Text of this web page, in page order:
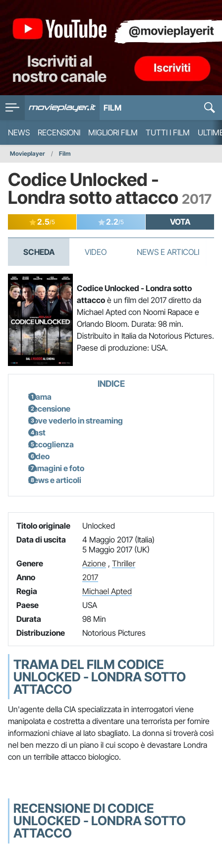
FILM
NEWS RECENSIONI MIGLIORI FILM TUTTI I FILM
Movieplayer Film
Codice Unlocked -
Londra sotto attacco 2017
2.5/5 2.2/5 VOTA
SCHEDA VIDEO NEWS E ARTICOLI
Codice Unlocked - Londra sotto
attaccoè un film del 2017 diretto da
Michael Apted con Noomi Rapace e
Orlando Bloom. Durata: 98 min.
Distribuito in Italia da Notorious Pictures.
Paese di produzione: USA.
INDICE
Trama
Recensione
Dove vederlo in streaming
Cast
Accoglienza
Video
Immagini e foto
News e articoli
Titolo originale
Unlocked
Data di uscita
4 Maggio 2017 (Italia)
5 Maggio 2017 (UK)
Genere
Azione, Thriller
Anno
2017
Regia
Michael Apted
Paese
USA
Durata
98 Min
Distribuzione
Notorious Pictures
TRAMA DEL FILM CODICE
UNLOCKED - LONDRA SOTTO
ATTACCO
Un'agente della CIA specializzata in interrogatori viene
manipolata e costretta a diventare una terrorista per fornire
informazioni chiave al lato sbagliato. La donna si troverà così
nel ben mezzo di un piano il cui scopo è devastare Londra
con un terribile attacco biologico.
RECENSIONE DI CODICE
UNLOCKED - LONDRA SOTTO
ATTACCO